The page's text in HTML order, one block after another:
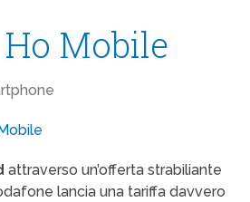
Mobile
attraverso un’offerta strabiliante
lancia una tariffa davvero